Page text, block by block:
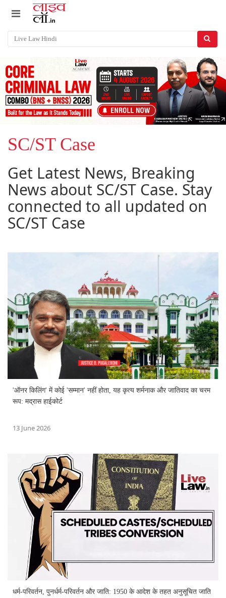
SC/ST Case
Get Latest News, Breaking
News about SC/ST Case. Stay
connected to all updated on
SC/ST Case
'ऑनर किलिंग' में कोई 'सम्मान' नहीं होता, यह कृत्य शर्मनाक और जातिवाद का चरम
रूप: मद्रास हाईकोर्ट
13 June 2026
धर्म-परिवर्तन, पुनर्धर्म-परिवर्तन और जाति: 1950 के आदेश के तहत अनुसूचित जाति